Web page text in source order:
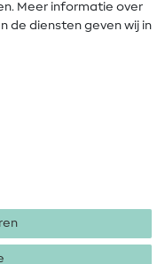
Meer informatie over
de diensten geven wij in